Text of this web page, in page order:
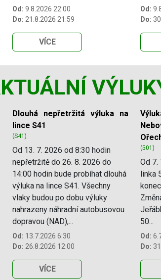
Od: 9.8.2026 22:00
Do: 21.8.2026 21:59
VÍCE
Od:
Do:
Slide 1 of 12
Dlouhá nepřetržitá výluka na
lince S41
(S41)
Od 13. 7. 2026 od 8:30 hodin
nepřetržitě do 26. 8. 2026 do
14:00 hodin bude probíhat dlouhá
výluka na lince S41. Všechny
vlaky budou po dobu výluky
nahrazeny náhradní autobusovou
dopravou (NAD),...
Od: 13.7.2026 6:30
Do: 26.8.2026 12:00
VÍCE
(501)
Od 7.
linka
50...
Od:
Do: